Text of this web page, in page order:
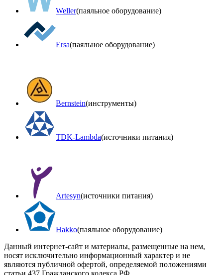
Weller(паяльное оборудование)
Ersa(паяльное оборудование)
Bernstein(инструменты)
TDK-Lambda(источники питания)
Artesyn(источники питания)
Hakko(паяльное оборудование)
Данный интернет-сайт и материалы, размещенные на нем,
носят исключительно информационный характер и не
являются публичной офертой, определяемой положениями
статьи 437 Гражданского кодекса РФ.